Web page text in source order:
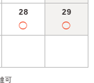
28
◯
29
◯
可